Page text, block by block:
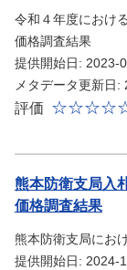
令和４年度におけ
価格調査結果
提供開始日: 2023-
メタデータ更新日
評価
熊本防衛支局入
価格調査結果
熊本防衛支局にお
提供開始日: 2024-